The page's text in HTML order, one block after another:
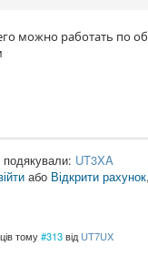
можно работать по
подякували: UT3XA
або Відкрити рахунок
тому #313 від UT7UX